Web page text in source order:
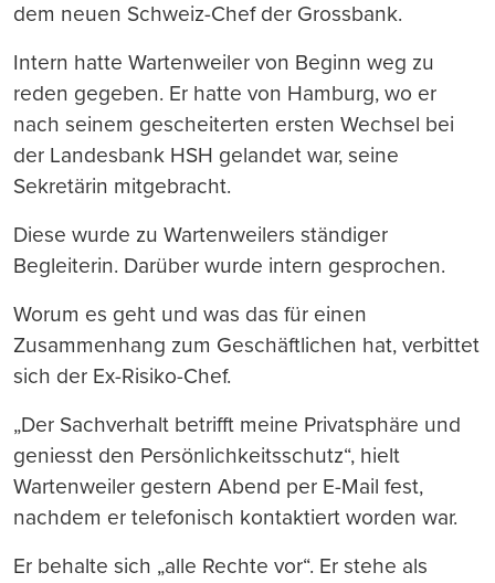
dem neuen Schweiz-Chef der Grossbank.
Intern hatte Wartenweiler von Beginn weg zu
reden gegeben. Er hatte von Hamburg, wo er
nach seinem gescheiterten ersten Wechsel bei
der Landesbank HSH gelandet war, seine
Sekretärin mitgebracht.
Diese wurde zu Wartenweilers ständiger
Begleiterin. Darüber wurde intern gesprochen.
Worum es geht und was das für einen
Zusammenhang zum Geschäftlichen hat, verbittet
sich der Ex-Risiko-Chef.
„Der Sachverhalt betrifft meine Privatsphäre und
geniesst den Persönlichkeitsschutz“, hielt
Wartenweiler gestern Abend per E-Mail fest,
nachdem er telefonisch kontaktiert worden war.
Er behalte sich „alle Rechte vor“. Er stehe als